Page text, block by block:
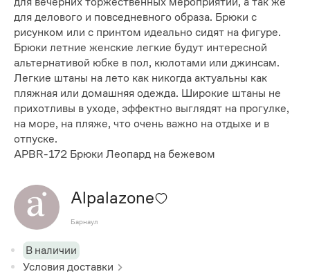
для делового и повседневного образа. Брюки с
рисунком или с принтом идеально сидят на фигуре.
Брюки летние женские легкие будут интересной
альтернативой юбке в пол, кюлотами или джинсам.
Легкие штаны на лето как никогда актуальны как
пляжная или домашняя одежда. Широкие штаны не
прихотливы в уходе, эффектно выглядят на прогулке,
на море, на пляже, что очень важно на отдыхе и в
отпуске.
APBR-172 Брюки Леопард на бежевом
Alpalazone
Барнаул
В наличии
Условия доставки